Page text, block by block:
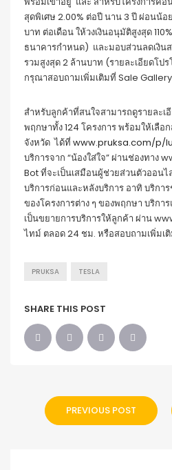
สุดพิเศษ 2.00% ต่อปี นาน 3 ปี ผ่อนน้อ
บาท ต่อเดือน ให้วงเงินอนุมัติสูงสุด
ธนาคารกำหนด) และมอบส่วนลดเงิน
รวมสูงสุด 2 ล้านบาท (รายละเอียดโ
กรุณาสอบถามเพิ่มเติมที่ Sale
สำหรับลูกค้าที่สนใจสามารถดูรายละเ
พฤกษาทั้ง 124 โครงการ พร้อมให้เลือ
จังหวัด ได้ที่ www.pruksa.com/p/
บริการจาก “น้องใส่ใจ” ผ่านช่องทาง
Bot ที่จะเป็นเสมือนผู้ช่วยส่วนตัวออนไ
บริการก่อนและหลังบริการ อาทิ บริกา
ของโครงการต่าง ๆ ของพฤกษา บริกา
เป็นขยายการบริการให้ลูกค้า ผ่าน
ไทม์ ตลอด 24 ชม. หรือสอบถามเพิ่มเติ
PRUKSA TESLA
SHARE THIS POST
PREVIOUS POST